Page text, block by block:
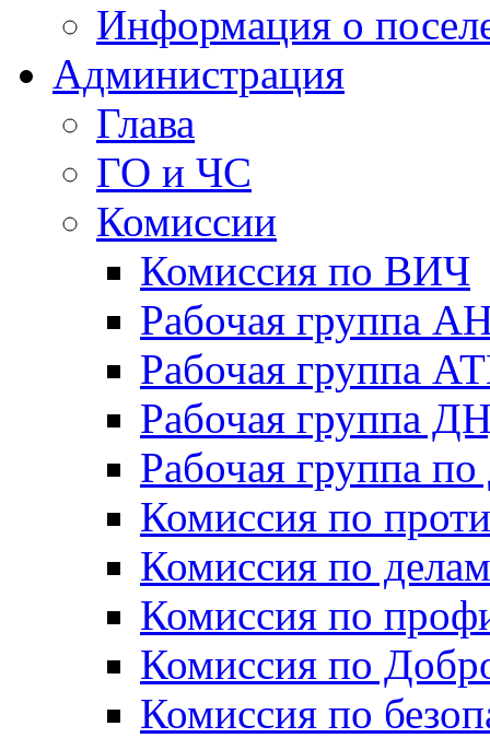
Информация о
Администрация
Глава
ГО и ЧС
Комиссии
Комиссия по ВИЧ
Рабочая группа
Рабочая группа
Рабочая группа
Рабочая группа
Комиссия по
Комиссия по
Комиссия по
Комиссия по
Комиссия по